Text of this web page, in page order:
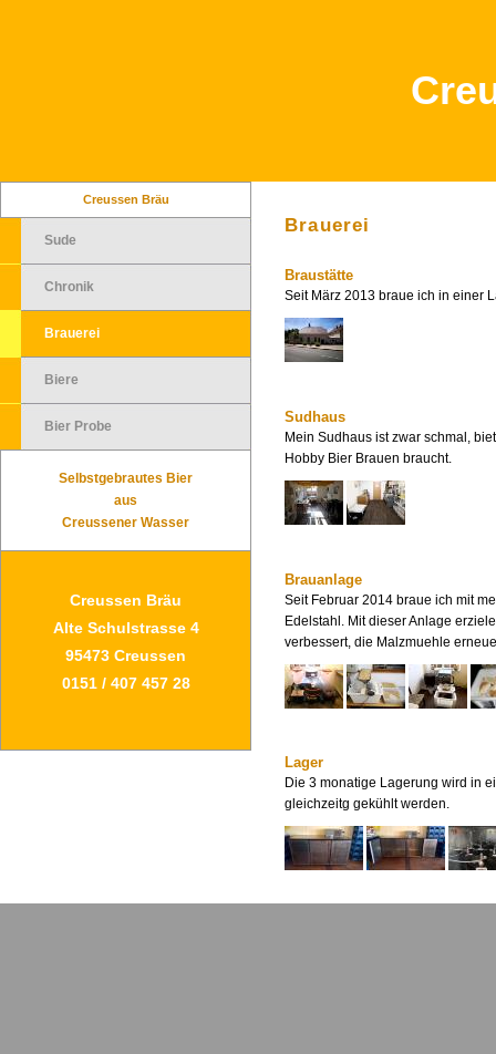
Brauerei
Braustätte
Seit März 2013 braue ich in einer
Sudhaus
Mein Sudhaus ist zwar schmal,
Hobby Bier Brauen braucht.
Brauanlage
Seit Februar 2014 braue ich mit
Edelstahl. Mit dieser Anlage
verbessert, die Malzmuehle
Lager
Die 3 monatige Lagerung wird in
gleichzeitg gekühlt werden.
Creussen Bräu
Sude
Chronik
Brauerei
Biere
Bier Probe
Selbstgebrautes Bier
aus
Creussener Wasser
Creussen Bräu
Alte Schulstrasse 4
95473 Creussen
0151 / 407 457 28